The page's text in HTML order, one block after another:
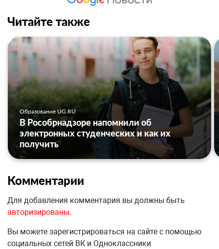
Читайте также
Образование UG.RU
В Рособрнадзоре напомнили об
электронных студенческих и как их
получить
Комментарии
Для добавления комментария вы должны быть
авторизированы.
Вы можете зарегистрироваться на сайте с помощью
социальных сетей ВК и Одноклассники